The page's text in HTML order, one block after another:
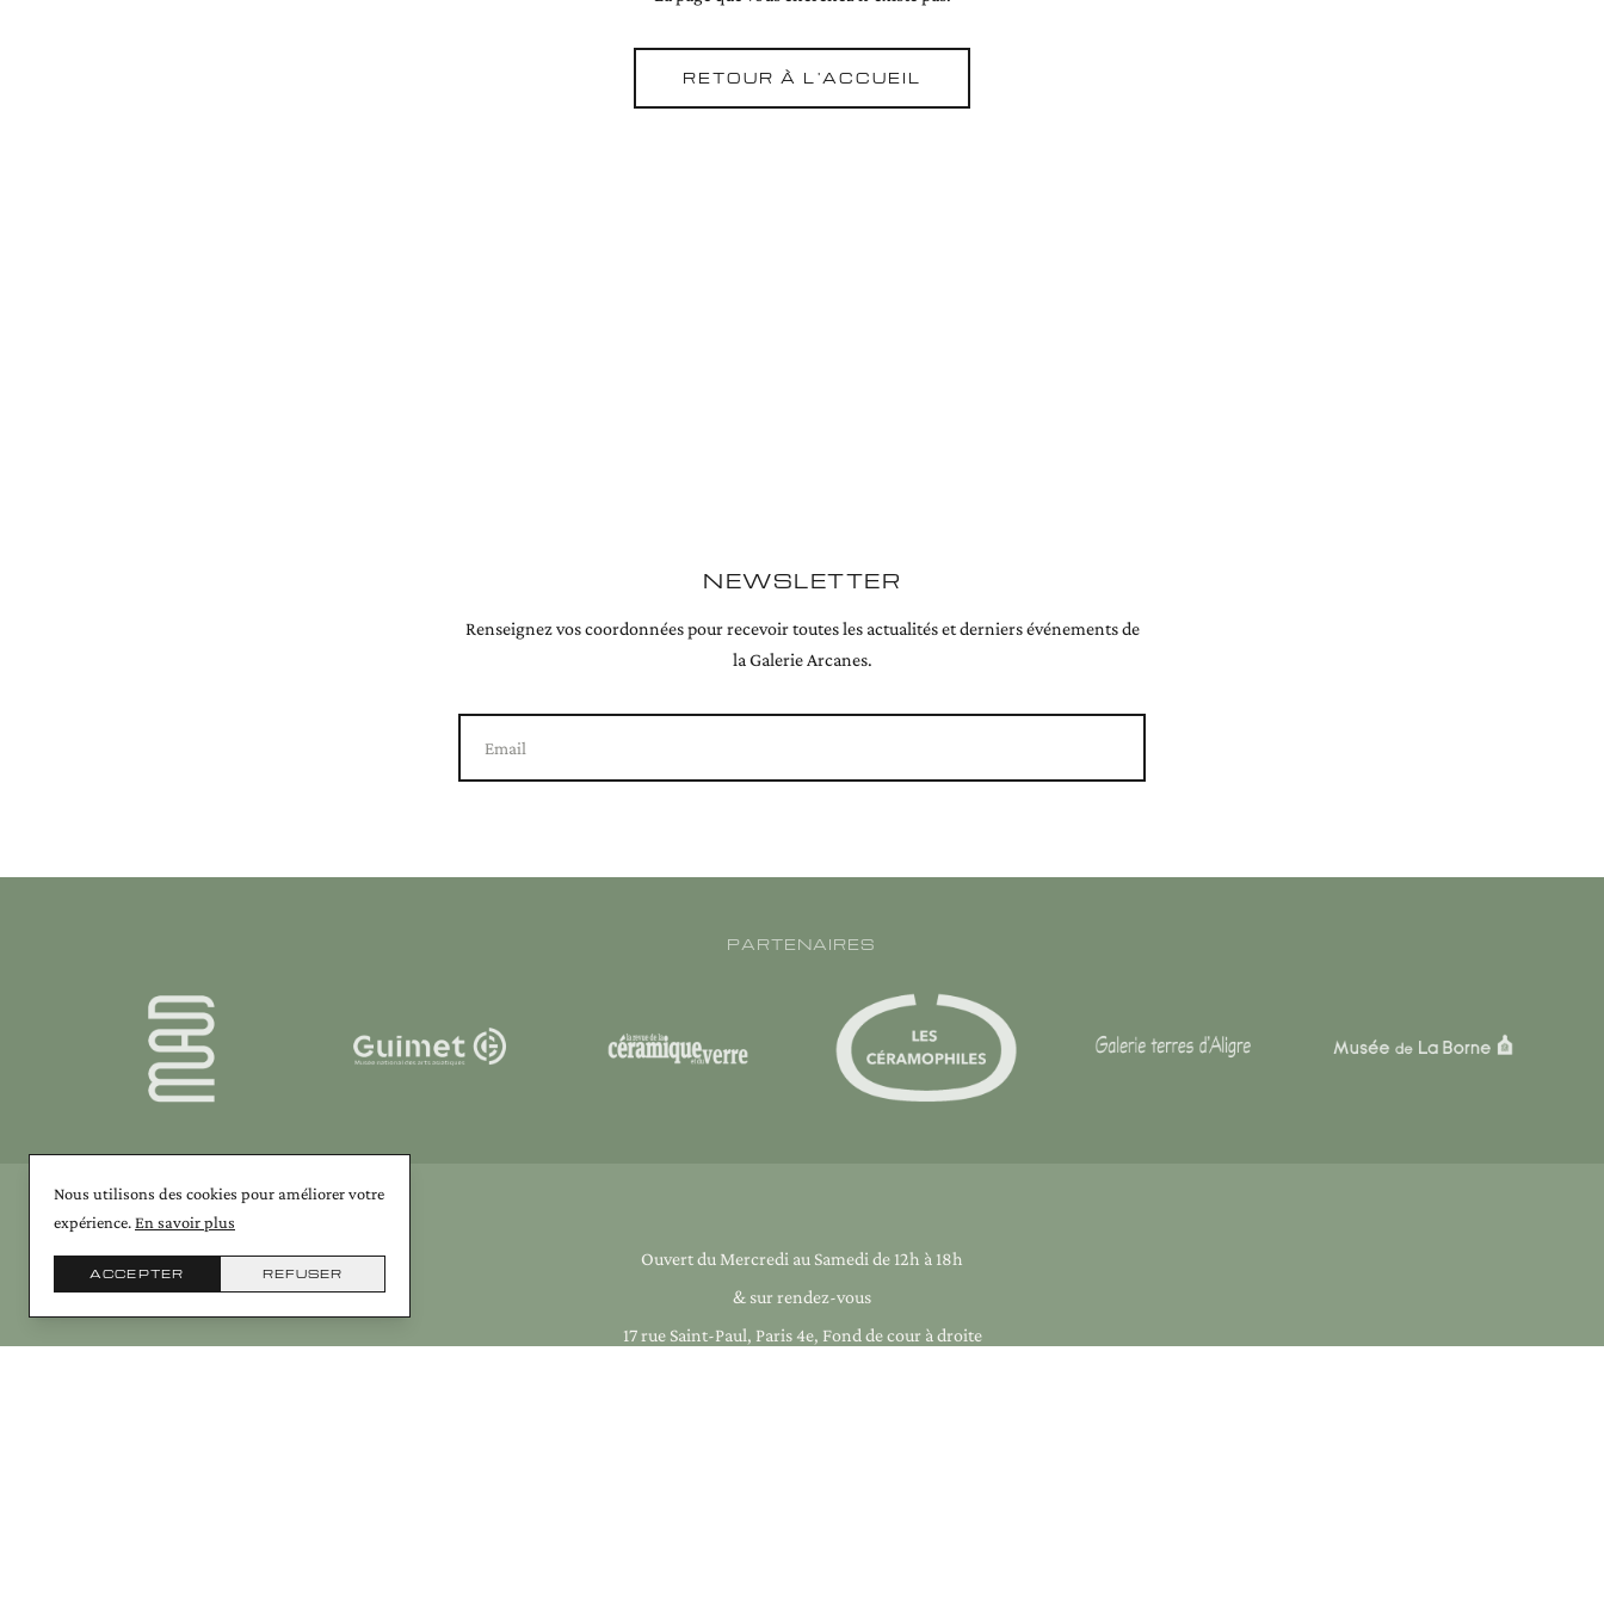
RETOUR À L'ACCUEIL
NEWSLETTER
Renseignez vos coordonnées pour recevoir toutes les actualités et derniers événements de
la Galerie Arcanes.
Email
PARTENAIRES
Ouvert du Mercredi au Samedi de 12h à 18h
& sur rendez-vous
17 rue Saint-Paul, Paris 4e, Fond de cour à droite
Nous utilisons des cookies pour améliorer votre
expérience.En savoir plus
ACCEPTER REFUSER